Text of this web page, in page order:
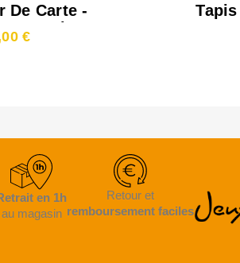
De Carte -
- Noir
€
en 1h
au magasin
Retour et
remboursement faciles